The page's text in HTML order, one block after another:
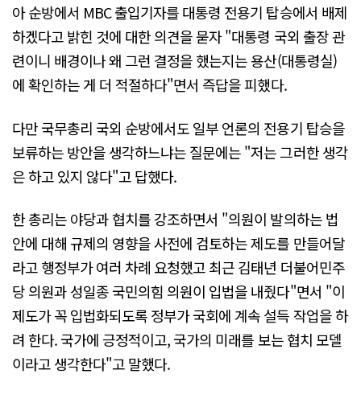
아 순방에서 MBC 출입기자를 대통령 전용기 탑승에서 배제
하겠다고 밝힌 것에 대한 의견을 묻자 "대통령 국외 출장 관
련이니 배경이나 왜 그런 결정을 했는지는 용산(대통령실)
에 확인하는 게 더 적절하다"면서 즉답을 피했다.
다만 국무총리 국외 순방에서도 일부 언론의 전용기 탑승을
보류하는 방안을 생각하느냐는 질문에는 "저는 그러한 생각
은 하고 있지 않다"고 답했다.
한 총리는 야당과 협치를 강조하면서 "의원이 발의하는 법
안에 대해 규제의 영향을 사전에 검토하는 제도를 만들어달
라고 행정부가 여러 차례 요청했고 최근 김태년 더불어민주
당 의원과 성일종 국민의힘 의원이 입법을 내줬다"면서 "이
제도가 꼭 입법화되도록 정부가 국회에 계속 설득 작업을 하
려 한다. 국가에 긍정적이고, 국가의 미래를 보는 협치 모델
이라고 생각한다"고 말했다.